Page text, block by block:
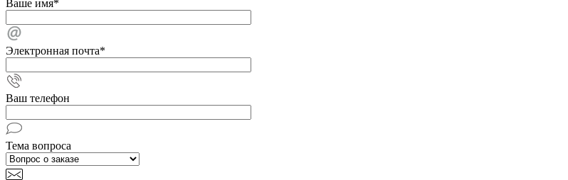
Ваше имя*
Электронная почта*
Ваш телефон
Тема вопроса